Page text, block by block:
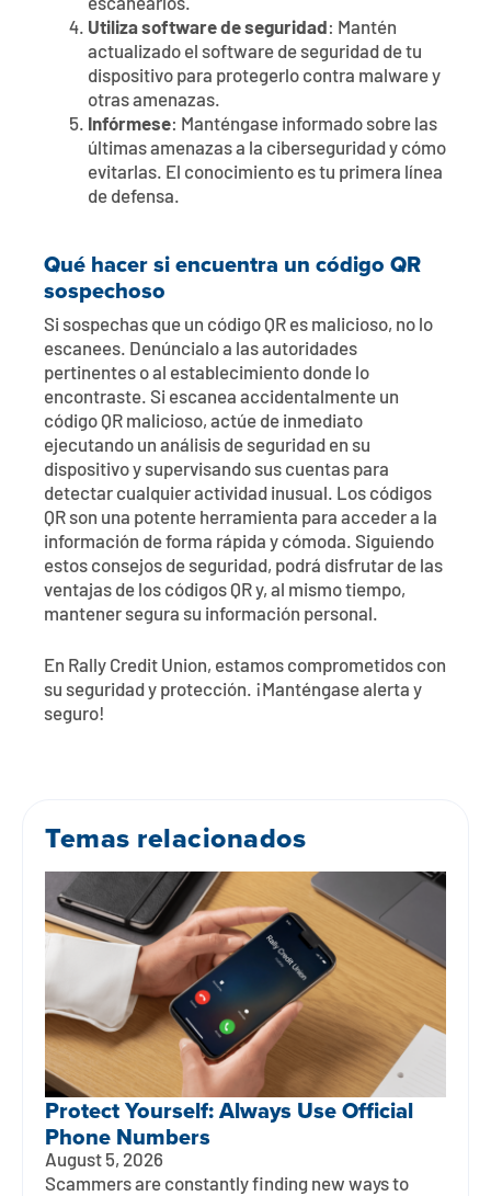
escanearlos.
Utiliza software de seguridad : Mantén
actualizado el software de seguridad de tu
dispositivo para protegerlo contra malware y
otras amenazas.
Infórmese: Manténgase informado sobre las
últimas amenazas a la ciberseguridad y cómo
evitarlas. El conocimiento es tu primera línea
de defensa.
Qué hacer si encuentra un código QR
sospechoso
Si sospechas que un código QR es malicioso, no lo
escanees. Denúncialo a las autoridades
pertinentes o al establecimiento donde lo
encontraste. Si escanea accidentalmente un
código QR malicioso, actúe de inmediato
ejecutando un análisis de seguridad en su
dispositivo y supervisando sus cuentas para
detectar cualquier actividad inusual. Los códigos
QR son una potente herramienta para acceder a la
información de forma rápida y cómoda. Siguiendo
estos consejos de seguridad, podrá disfrutar de las
ventajas de los códigos QR y, al mismo tiempo,
mantener segura su información personal.
En Rally Credit Union, estamos comprometidos con
su seguridad y protección. ¡Manténgase alerta y
seguro!
Temas relacionados
Protect Yourself: Always Use Official
Phone Numbers
August 5, 2026
Scammers are constantly finding new ways to